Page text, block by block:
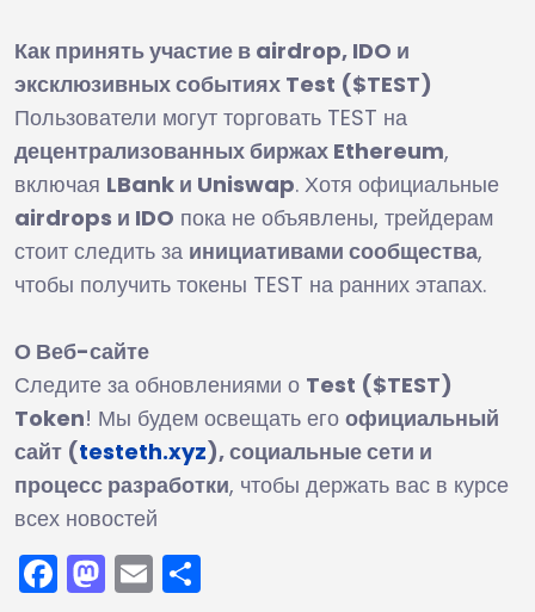
Как принять участие в airdrop, IDO и
эксклюзивных событиях Test ($TEST)
Пользователи могут торговать TEST на
децентрализованных биржах Ethereum,
включая LBank и Uniswap. Хотя официальные
airdrops и IDO пока не объявлены, трейдерам
стоит следить за инициативами сообщества,
чтобы получить токены TEST на ранних этапах.
О Веб-сайте
Следите за обновлениями о Test ($TEST)
Token! Мы будем освещать его официальный
сайт (testeth.xyz), социальные сети и
процесс разработки, чтобы держать вас в курсе
всех новостей
Facebook
Mastodon
Email